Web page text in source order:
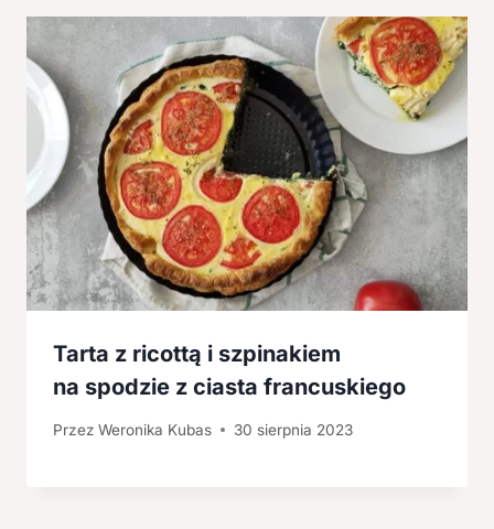
Tarta z ricottą i szpinakiem
na spodzie z ciasta francuskiego
Przez Weronika Kubas 30 sierpnia 2023